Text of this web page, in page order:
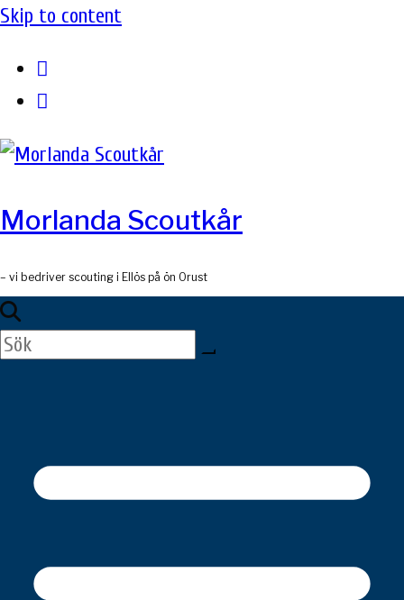
Skip to content
Morlanda Scoutkår
– vi bedriver scouting i Ellös på ön Orust